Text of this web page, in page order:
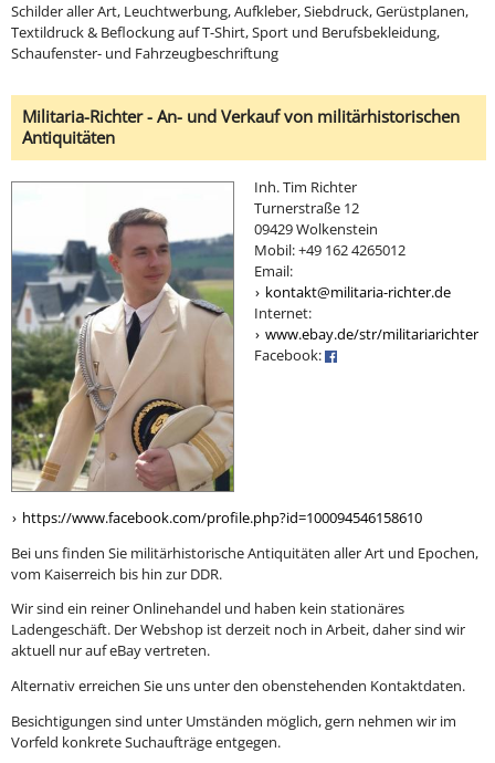
Schilder aller Art, Leuchtwerbung, Aufkleber, Siebdruck, Gerüstplanen,
Textildruck & Beflockung auf T-Shirt, Sport und Berufsbekleidung,
Schaufenster- und Fahrzeugbeschriftung
Militaria-Richter - An- und Verkauf von militärhistorischen
Antiquitäten
Inh. Tim Richter
Turnerstraße 12
09429 Wolkenstein
Mobil: +49 162 4265012
Email:
kontakt@militaria-richter.de
Internet:
www.ebay.de/str/militariarichter
Facebook:
https://www.facebook.com/profile.php?id=100094546158610
Bei uns finden Sie militärhistorische Antiquitäten aller Art und Epochen,
vom Kaiserreich bis hin zur DDR.
Wir sind ein reiner Onlinehandel und haben kein stationäres
Ladengeschäft. Der Webshop ist derzeit noch in Arbeit, daher sind wir
aktuell nur auf eBay vertreten.
Alternativ erreichen Sie uns unter den obenstehenden Kontaktdaten.
Besichtigungen sind unter Umständen möglich, gern nehmen wir im
Vorfeld konkrete Suchaufträge entgegen.